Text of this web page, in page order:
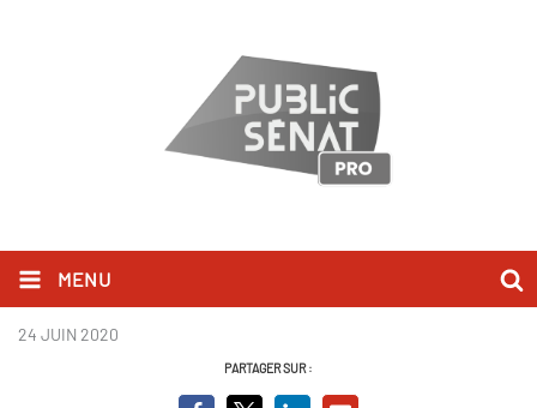
MENU
Eric Ciotti.PNG
24 JUIN 2020
PARTAGER SUR :